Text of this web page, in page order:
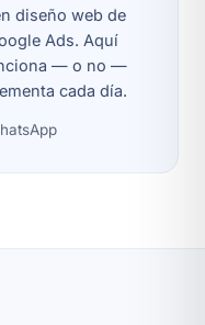
diseño web de
Ads. Aquí
— o no —
cada día.